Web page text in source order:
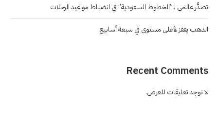
تصدُّر عالمي لـ”الخطوط السعودية” في انضباط مواعيد الرحلات
الذهب يقفز لأعلى مستوى في سبعة أسابيع
Recent Comments
لا توجد تعليقات للعرض.